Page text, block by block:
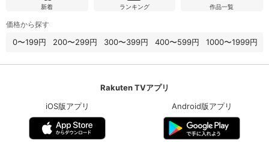
新着 ランキング 作品一覧
価格から探す
0〜199円 200〜299円 300〜399円 400〜599円 1000〜1999円
Rakuten TVアプリ
iOS版アプリ
Android版アプリ